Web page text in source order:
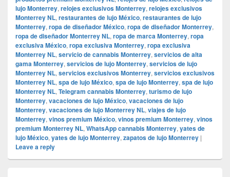
lujo Monterrey, relojes exclusivos Monterrey, relojes exclusivos
Monterrey NL, restaurantes de lujo México, restaurantes de lujo
Monterrey, ropa de diseñador México, ropa de diseñador Monterrey,
ropa de diseñador Monterrey NL, ropa de marca Monterrey, ropa
exclusiva México, ropa exclusiva Monterrey, ropa exclusiva
Monterrey NL, servicio de cannabis Monterrey, servicios de alta
gama Monterrey, servicios de lujo Monterrey, servicios de lujo
Monterrey NL, servicios exclusivos Monterrey, servicios exclusivos
Monterrey NL, spa de lujo México, spa de lujo Monterrey, spa de lujo
Monterrey NL, Telegram cannabis Monterrey, turismo de lujo
Monterrey, vacaciones de lujo México, vacaciones de lujo
Monterrey, vacaciones de lujo Monterrey NL, viajes de lujo
Monterrey, vinos premium México, vinos premium Monterrey, vinos
premium Monterrey NL, WhatsApp cannabis Monterrey, yates de
lujo México, yates de lujo Monterrey, zapatos de lujo Monterrey |
Leave a reply